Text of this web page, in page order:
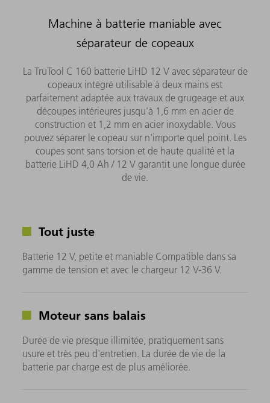
Machine à batterie maniable avec
séparateur de copeaux
La TruTool C 160 batterie LiHD 12 V avec séparateur de
copeaux intégré utilisable à deux mains est
parfaitement adaptée aux travaux de grugeage et aux
découpes intérieures jusqu'à 1,6 mm en acier de
construction et 1,2 mm en acier inoxydable. Vous
pouvez séparer le copeau sur n'importe quel point. Les
coupes sont sans torsion et de haute qualité et la
batterie LiHD 4,0 Ah / 12 V garantit une longue durée
de vie.
Tout juste
Batterie 12 V, petite et maniable Compatible dans sa
gamme de tension et avec le chargeur 12 V-36 V.
Moteur sans balais
Durée de vie presque illimitée, pratiquement sans
usure et très peu d'entretien. La durée de vie de la
batterie par charge est de plus améliorée.